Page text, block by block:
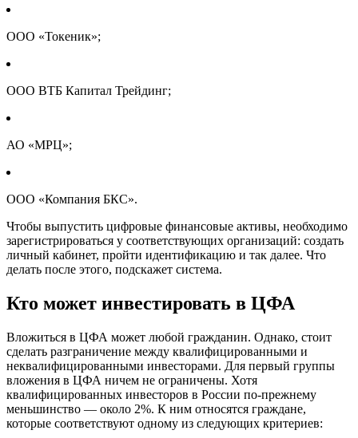
ООО «Токеник»;
ООО ВТБ Капитал Трейдинг;
АО «МРЦ»;
ООО «Компания БКС».
Чтобы выпустить цифровые финансовые активы, необходимо
зарегистрироваться у соответствующих организаций: создать
личный кабинет, пройти идентификацию и так далее. Что
делать после этого, подскажет система.
Кто может инвестировать в ЦФА
Вложиться в ЦФА может любой гражданин. Однако, стоит
сделать разграничение между квалифицированными и
неквалифицированными инвесторами. Для первый группы
вложения в ЦФА ничем не ограничены. Хотя
квалифицированных инвесторов в России по-прежнему
меньшинство — около 2%. К ним относятся граждане,
которые соответствуют одному из следующих критериев: